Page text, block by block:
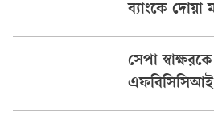
ব্যাংকে দোয়া
সেপা
এফবিসিসিআই